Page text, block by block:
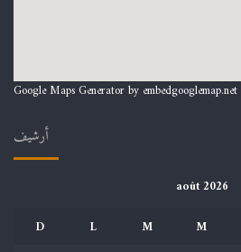
Google Maps Generator by embedgooglemap.net
أرشيف
août 2026
D
L M M